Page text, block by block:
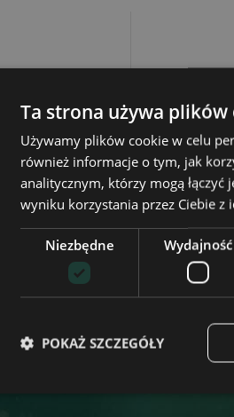
Ta strona używa plików
Używamy plików cookie w celu
również informacje o tym, jak
analitycznym, którzy mogą
wyniku korzystania przez Ciebie z
Niezbędne Wydajność
POKAŻ SZCZEGÓŁY